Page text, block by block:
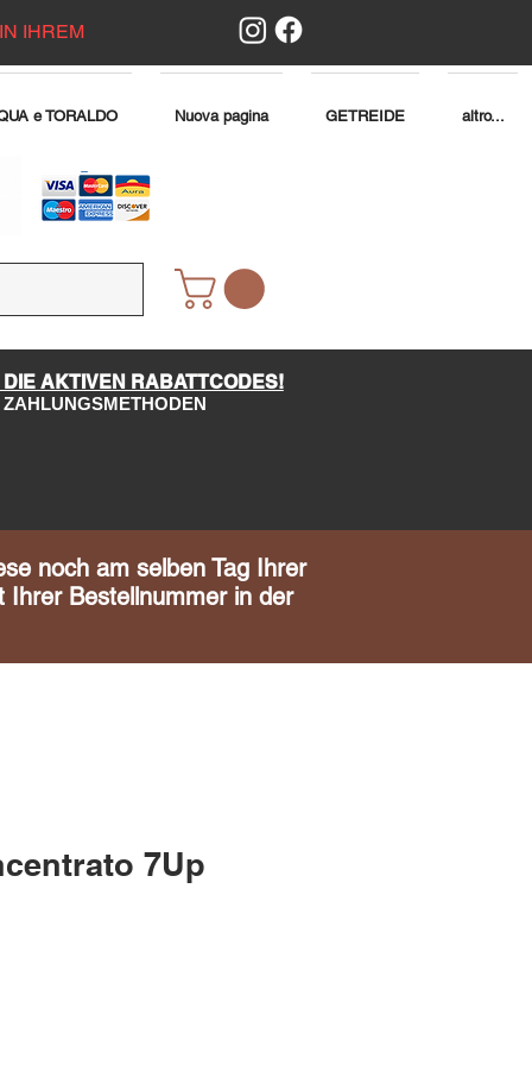
IHREM
e TORALDO Nuova pagina GETREIDE altro...
AKTIVEN RABATTCODES!
noch am selben Tag Ihrer
Bestellnummer in der
7Up